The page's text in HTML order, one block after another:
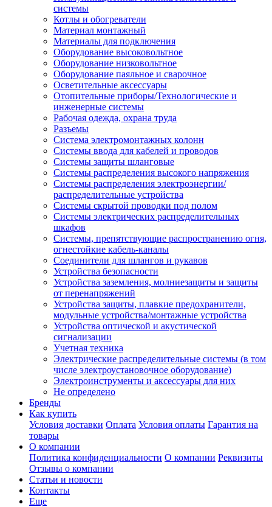
системы
Котлы и обогреватели
Материал монтажный
Материалы для подключения
Оборудование высоковольтное
Оборудование низковольтное
Оборудование паяльное и сварочное
Осветительные аксессуары
Отопительные приборы/Технологические и
инженерные системы
Рабочая одежда, охрана труда
Разъемы
Система электромонтажных колонн
Системы ввода для кабелей и проводов
Системы защиты шланговые
Системы распределения высокого напряжения
Системы распределения электроэнергии/
распределительные устройства
Системы скрытой проводки под полом
Системы электрических распределительных
шкафов
Системы, препятствующие распространению огня,
огнестойкие кабель-каналы
Соединители для шлангов и рукавов
Устройства безопасности
Устройства заземления, молниезащиты и защиты
от перенапряжений
Устройства защиты, плавкие предохранители,
модульные устройства/монтажные устройства
Устройства оптической и акустической
сигнализации
Учетная техника
Электрические распределительные системы (в том
числе электроустановочное оборудование)
Электроинструменты и аксессуары для них
Не определено
Бренды
Как купить
Условия доставки Оплата Условия оплаты Гарантия на
товары
О компании
Политика конфиденциальности О компании Реквизиты
Отзывы о компании
Статьи и новости
Контакты
Еще